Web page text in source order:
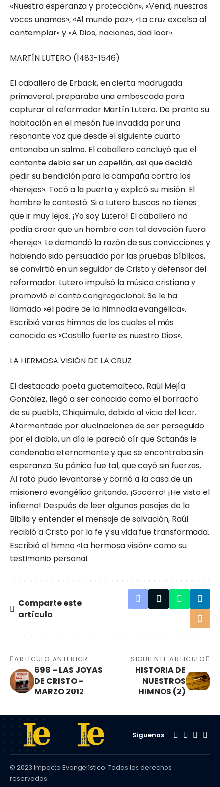
«Nuestra esperanza y protección», «Venid, nuestras
voces unamos», «Al mundo paz», «La cruz excelsa al
contemplar» y «A Dios, naciones, dad loor».
MARTÍN LUTERO (1483-1546)
El caballero de Erback, en cierta madrugada
primaveral, preparaba una emboscada para
capturar al reformador Martín Lutero. De pronto su
habitación en el mesón fue invadida por una
resonante voz que desde el siguiente cuarto
entonaba un salmo. El caballero concluyó que el
cantante debía ser un capellán, así que decidió
pedir su bendición para la campaña contra los
«herejes». Tocó a la puerta y explicó su misión. El
hombre le contestó: Si a Lutero buscas no tienes
que ir muy lejos. ¡Yo soy Lutero! El caballero no
podía creer que un hombre con tal devoción fuera
«hereje». Le demandó la razón de sus convicciones y
habiendo sido persuadido por las pruebas bíblicas,
se convirtió en un seguidor de Cristo y defensor del
reformador. Lutero impulsó la música cristiana y
promovió el canto congregacional. Se le ha
llamado «el padre de la himnodia evangélica».
Escribió varios himnos de los cuales el más
conocido es «Castillo fuerte es nuestro Dios».
LA HERMOSA VISIÓN DE LA CRUZ
El destacado poeta guatemalteco, Raúl Mejía
González, llegó a ser conocido como el borracho
de su pueblo, Chiquimula, debido al vicio del licor.
Atormentado por alucinaciones de ser perseguido
por el diablo, un día le pareció oír que Satanás le
condenaba eternamente y que se encontraba sin
esperanza. Su pánico fue tal, que cayó sin fuerzas.
Al rato pudo levantarse y corrió a la casa de un
misionero evangélico gritando. ¡Socorro! ¡He visto el
infierno! Después de leer algunos pasajes de la
Biblia y entender el mensaje de salvación, Raúl
recibió a Cristo por la fe y su vida fue transformada.
Escribió el himno «La hermosa visión» como su
testimonio personal.
Comparte este
artículo
ARTÍCULO ANTERIOR
698 – LAS JOYAS
DE CRISTO –
MARZO 2012
SIGUIENTE ARTÍCULO
HISTORIA DE
NUESTROS
HIMNOS (2)
Síguenos
© 2023 Impacto Evangelístico. Todos los derechos
reservados.